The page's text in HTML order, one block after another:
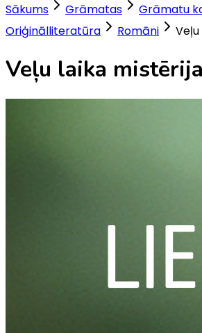
Sākums Grāmatas
Grāmatu
Oriģinālliteratūra
Romāni
Veļu laika mistērija